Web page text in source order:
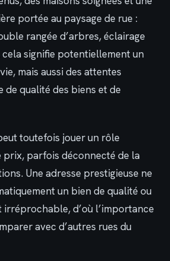
portée au paysage de rue :
rangée d’arbres, éclairage
cela signifie potentiellement un
mais aussi des attentes
de qualité des biens et de
toutefois jouer un rôle
prix, parfois déconnecté de la
Une adresse prestigieuse ne
un bien de qualité ou
d’où l’importance
avec d’autres rues du